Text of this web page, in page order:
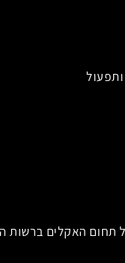
תחום האקלים ברשות